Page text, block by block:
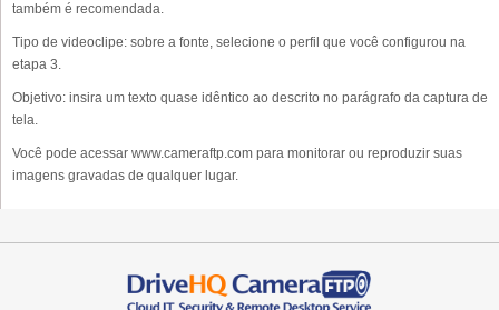
também é recomendada.
Tipo de videoclipe: sobre a fonte, selecione o perfil que você configurou na
etapa 3.
Objetivo: insira um texto quase idêntico ao descrito no parágrafo da captura de
tela.
Você pode acessar www.cameraftp.com para monitorar ou reproduzir suas
imagens gravadas de qualquer lugar.